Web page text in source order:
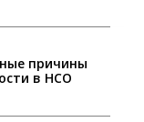
причины
в НСО